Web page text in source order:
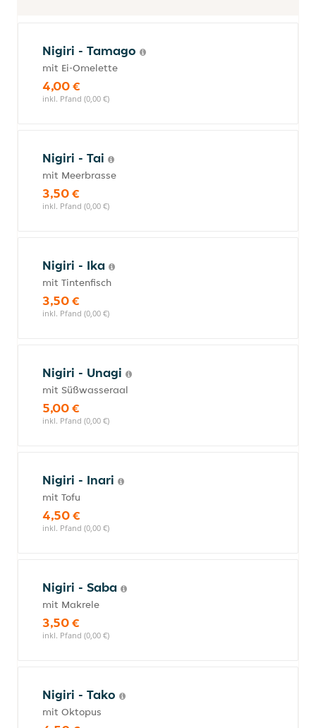
Nigiri - Tamago
mit Ei-Omelette
4,00 €
inkl. Pfand (0,00 €)
Nigiri - Tai
mit Meerbrasse
3,50 €
inkl. Pfand (0,00 €)
Nigiri - Ika
mit Tintenfisch
3,50 €
inkl. Pfand (0,00 €)
Nigiri - Unagi
mit Süßwasseraal
5,00 €
inkl. Pfand (0,00 €)
Nigiri - Inari
mit Tofu
4,50 €
inkl. Pfand (0,00 €)
Nigiri - Saba
mit Makrele
3,50 €
inkl. Pfand (0,00 €)
Nigiri - Tako
mit Oktopus